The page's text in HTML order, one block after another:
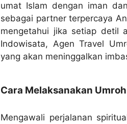
umat Islam dengan iman
sebagai partner terpercaya
mengetahui jika setiap detil
Indowisata, Agen Travel
yang akan meninggalkan
Cara Melaksanakan Umroh
Mengawali perjalanan